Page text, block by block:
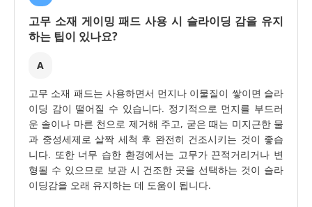
고무 소재 게이밍 패드 사용 시 슬라이딩 감을 유지
하는 팁이 있나요?
A
고무 소재 패드는 사용하면서 먼지나 이물질이 쌓이면 슬라
이딩 감이 떨어질 수 있습니다. 정기적으로 먼지를 부드러
운 솔이나 마른 천으로 제거해 주고, 굳은 때는 미지근한 물
과 중성세제로 살짝 세척 후 완전히 건조시키는 것이 좋습
니다. 또한 너무 습한 환경에서는 고무가 끈적거리거나 변
형될 수 있으므로 보관 시 건조한 곳을 선택하는 것이 슬라
이딩감을 오래 유지하는 데 도움이 됩니다.